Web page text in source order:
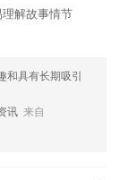
解故事情节
和具有长期吸引
讯 来自